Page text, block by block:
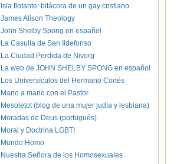
Isla flotante: bitácora de un gay cristiano
James Alison Theology
John Shelby Spong en español
La Casulla de San Ildefonso
La Ciudad Perdida de Nivorg
La web de JOHN SHELBY SPONG en español
Los Universículos del Hermano Cortés
Mano a mano con el Pastor
Mesoletot (blog de una mujer judía y lesbiana)
Moradas de Deus (portugués)
Moral y Doctrina LGBTI
Mundo Homo
Nuestra Señora de los Homosexuales